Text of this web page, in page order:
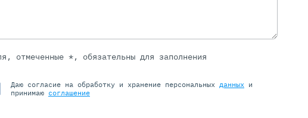
отмеченные *, обязательны для заполнения
Даю согласие на обработку и хранение персональных данных и
принимаю соглашение